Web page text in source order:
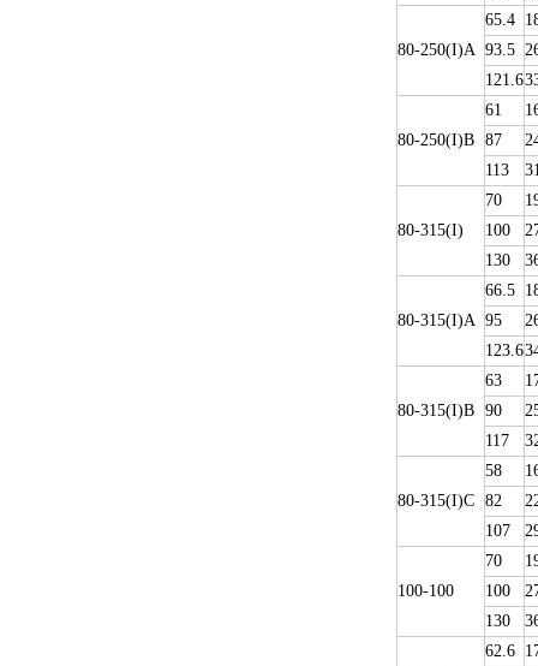
80-250(I)A
65.4
93.5
121.6
80-250(I)B
61
87
113
80-315(I)
70
100
130
80-315(I)A
66.5
95
123.6
80-315(I)B
63
90
117
80-315(I)C
58
82
107
100-100
70
100
130
62.6